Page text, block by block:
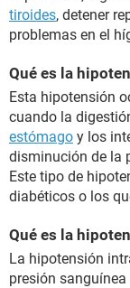
tiroides, detener
problemas en el
Qué es la
Esta hipotensión
cuando la
estómago y los
disminución de la
Este tipo de
diabéticos o los
Qué es la
La hipotensión
presión sanguínea